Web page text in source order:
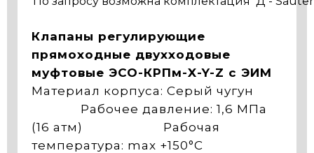
Клапаны регулирующие
прямоходные двухходовые
муфтовые ЭСО-КРПм-X-Y-Z с ЭИМ
Материал корпуса: Серый чугун
Рабочее давление: 1,6 МПа
(16 атм) Рабочая
температура: max +150°С